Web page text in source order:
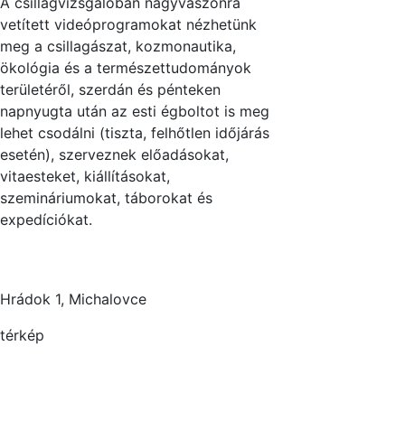
vetített videóprogramokat nézhetünk
meg a csillagászat, kozmonautika,
ökológia és a természettudományok
területéről, szerdán és pénteken
napnyugta után az esti égboltot is meg
lehet csodálni (tiszta, felhőtlen időjárás
esetén), szerveznek előadásokat,
vitaesteket, kiállításokat,
szemináriumokat, táborokat és
expedíciókat.
Hrádok 1, Michalovce
térkép